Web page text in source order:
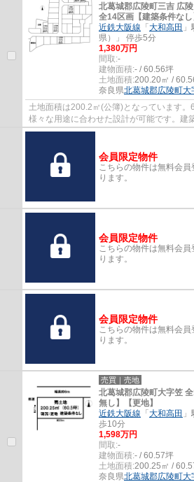
北葛城郡広陵町三吉 広
全14区画【建築条件なし
近鉄大阪線 「 大和高田
県）」 停歩5分
1,380万円
間取:-
建物面積:- / 60.56坪
土地面積:200.20㎡ /
奈良県北葛城郡広陵町大
土地面積は200.2㎡(公簿)となっています。
様々な用途に合わせた設計が可能です。建
な業者を選ぶことができます。環境の良い
会員限定物件
こちらの物件は無料会
ります。
会員限定物件
こちらの物件は無料会
ります。
会員限定物件
こちらの物件は無料会
ります。
売買｜売地
北葛城郡広陵町大字笠
無し】【更地】
近鉄大阪線 「 大和高田
歩10分
1,598万円
間取:-
建物面積:- / 60.57坪
土地面積:200.25㎡ /
奈良県北葛城郡広陵町大